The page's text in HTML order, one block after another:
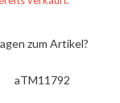
zum Artikel?
aTM11792